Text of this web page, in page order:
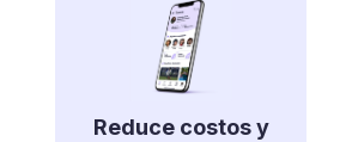
Reduce costos y